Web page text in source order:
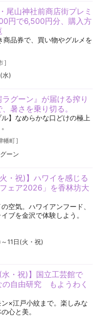
尾山神社前商店街プレミ
円で6,500円分、購入方
商品券で、買い物やグルメを
]
水)
ラグーン』が届ける搾り
暑さを乗り切る。
ル】なめらかな口どけの極上
幡町]
ーン
・祝)】ハワイを感じる
ェア2026」を香林坊大
空気️。ハワイアンフード、
ブを金沢で体験しよう。
11日(火・祝)
・祝)】国立工芸館で
の自由研究 もようわく
×江戸小紋まで。楽しみな
心と美。